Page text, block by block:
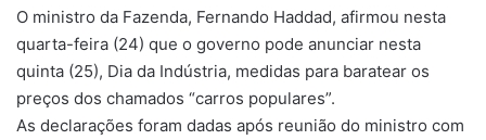
O ministro da Fazenda, Fernando Haddad, afirmou nesta
quarta-feira (24) que o governo pode anunciar nesta
quinta (25), Dia da Indústria, medidas para baratear os
preços dos chamados “carros populares”.
As declarações foram dadas após reunião do ministro com